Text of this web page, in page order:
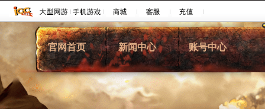
官网首页 新闻中心 账号中心
综合新闻
新闻动态
注册账号